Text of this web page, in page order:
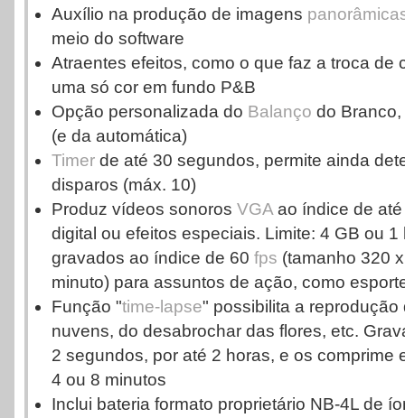
Auxílio na produção de imagens
meio do software
Atraentes efeitos, como o que faz a troca de
uma só cor em fundo P&B
Opção personalizada do Balanço do
(e da automática)
Timer de até 30 segundos, permite ainda
disparos (máx. 10)
Produz vídeos sonoros VGA ao índice de
digital ou efeitos especiais. Limite: 4 GB ou
gravados ao índice de 60 fps (tamanho 320
minuto) para assuntos de ação, como
Função "time-lapse" possibilita a
nuvens, do desabrochar das flores, etc.
2 segundos, por até 2 horas, e os comprime
4 ou 8 minutos
Inclui bateria formato proprietário NB-4L de